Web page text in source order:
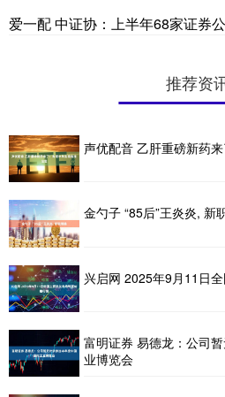
爱一配 中证协：上半年68家证券
推荐资
声优配音 乙肝重磅新药
金勺子 “85后”王炎炎, 新
兴启网 2025年9月11日
富明证券 易德龙：公司
业博览会